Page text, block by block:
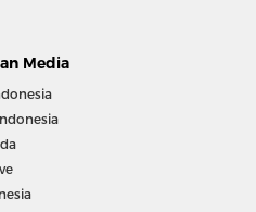
Media